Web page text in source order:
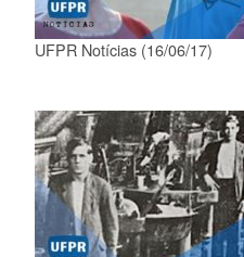
UFPR Notícias (16/06/17)